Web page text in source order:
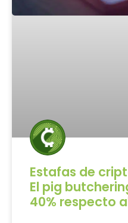
Estafas de
El pig
40% respecto